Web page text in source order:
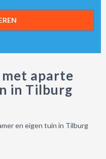
aparte
in Tilburg
en eigen tuin in Tilburg